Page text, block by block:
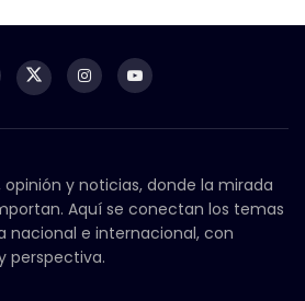
opinión y noticias, donde la mirada
Aquí se conectan los temas
nacional e internacional, con
perspectiva.